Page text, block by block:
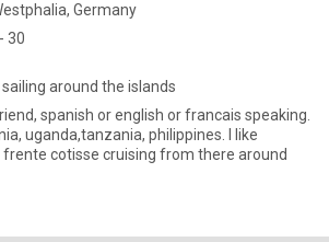
Germany
30
around the islands
spanish or english or francais speaking.
uganda,tanzania, philippines. I like
cotisse cruising from there around